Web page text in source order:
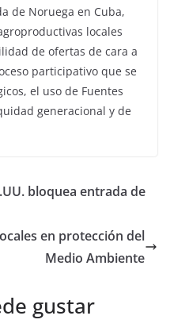
de Noruega en Cuba,
locales
de ofertas de cara a
participativo que se
el uso de Fuentes
generacional y de
bloquea entrada de
en protección del
Medio Ambiente
gustar